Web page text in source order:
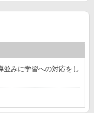
並みに学習への対応をし